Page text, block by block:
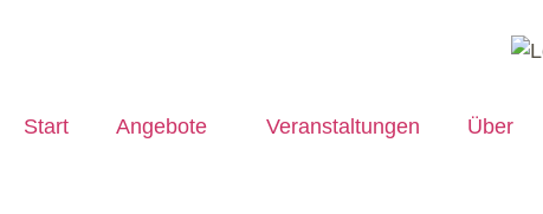
Start Angebote Veranstaltungen Über